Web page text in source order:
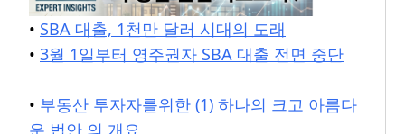
• SBA 대출, 1천만 달러 시대의 도래
• 3월 1일부터 영주권자 SBA 대출 전면 중단
• 부동산 투자자를위한 (1) 하나의 크고 아름다
운 법안 의 개요